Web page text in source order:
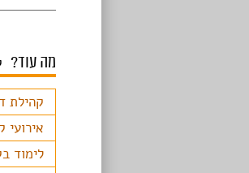
מה עוד?
קהילת
אירועי
לימוד